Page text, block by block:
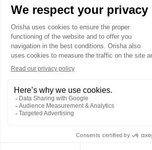
permet de mieux
analyser ses
stratégies de mise sur
le marché et de gérer
des stocks.
innovation et